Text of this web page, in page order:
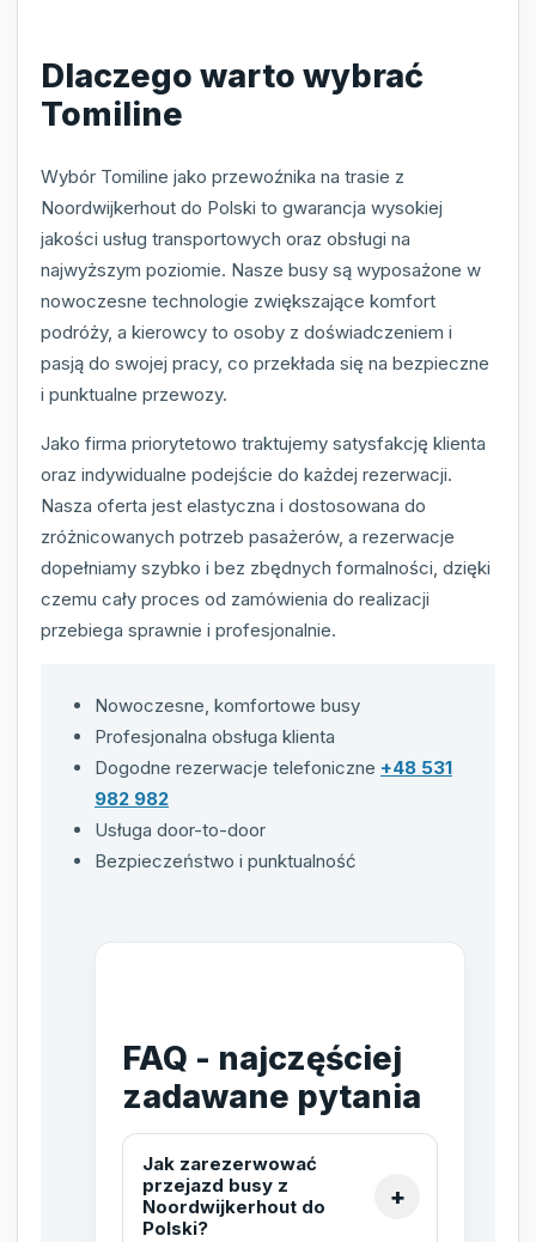
Dlaczego warto wybrać
Tomiline
Wybór Tomiline jako przewoźnika na trasie z
Noordwijkerhout do Polski to gwarancja wysokiej
jakości usług transportowych oraz obsługi na
najwyższym poziomie. Nasze busy są wyposażone w
nowoczesne technologie zwiększające komfort
podróży, a kierowcy to osoby z doświadczeniem i
pasją do swojej pracy, co przekłada się na bezpieczne
i punktualne przewozy.
Jako firma priorytetowo traktujemy satysfakcję klienta
oraz indywidualne podejście do każdej rezerwacji.
Nasza oferta jest elastyczna i dostosowana do
zróżnicowanych potrzeb pasażerów, a rezerwacje
dopełniamy szybko i bez zbędnych formalności, dzięki
czemu cały proces od zamówienia do realizacji
przebiega sprawnie i profesjonalnie.
Nowoczesne, komfortowe busy
Profesjonalna obsługa klienta
Dogodne rezerwacje telefoniczne +48 531
982 982
Usługa door-to-door
Bezpieczeństwo i punktualność
FAQ - najczęściej
zadawane pytania
Jak zarezerwować
przejazd busy z
Noordwijkerhout do
Polski?